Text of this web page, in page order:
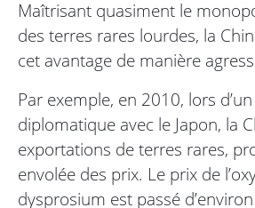
Maîtrisant quasiment le
des terres rares lourdes, la
cet avantage de manière
Par exemple, en 2010, lors
diplomatique avec le Japon, la
exportations de terres rares,
envolée des prix. Le prix de
dysprosium est passé